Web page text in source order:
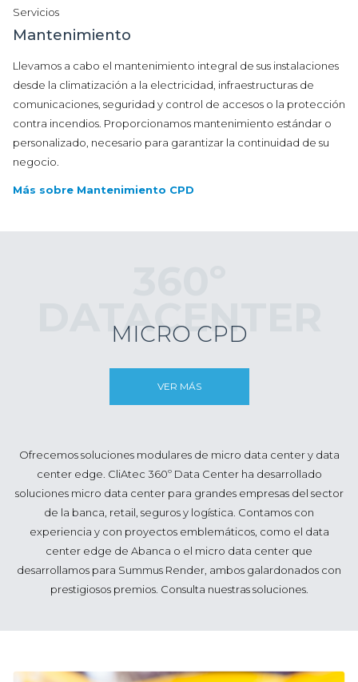
Servicios
Mantenimiento
Llevamos a cabo el mantenimiento integral de sus instalaciones
desde la climatización a la electricidad, infraestructuras de
comunicaciones, seguridad y control de accesos o la protección
contra incendios. Proporcionamos mantenimiento estándar o
personalizado, necesario para garantizar la continuidad de su
negocio.
Más sobre Mantenimiento CPD
DATACENTER
MICRO CPD
VER MÁS
Ofrecemos soluciones modulares de micro data center y data
center edge. CliAtec 360º Data Center ha desarrollado
soluciones micro data center para grandes empresas del sector
de la banca, retail, seguros y logística. Contamos con
experiencia y con proyectos emblemáticos, como el data
center edge de Abanca o el micro data center que
desarrollamos para Summus Render, ambos galardonados con
prestigiosos premios. Consulta nuestras soluciones.